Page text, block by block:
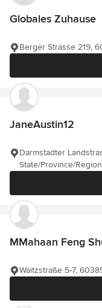
Globales Zuhause
Berger Strasse 219,
JaneAustin12
Darmstadter
State/Province/
MMahaan Feng
Waitzstraße 5-7,